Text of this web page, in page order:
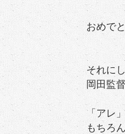
おめで
それに
岡田監
「アレ
もちろ